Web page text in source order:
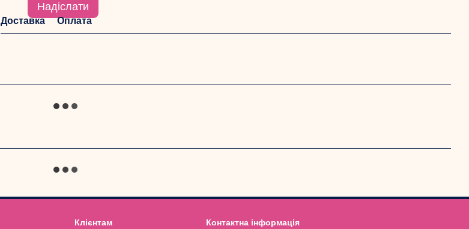
Надіслати
Доставка Оплата
Клієнтам Контактна інформація